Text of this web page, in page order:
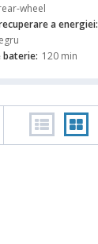
wheel
a energiei:
120 min